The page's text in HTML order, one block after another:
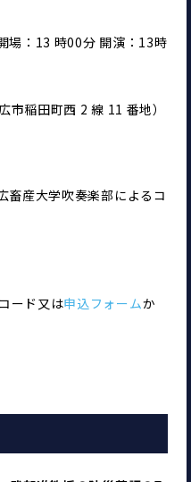
場：13 時00分 開演：13時
稲田町西 2 線 11 番地）
産大学吹奏楽部によるコ
ード又は申込フォームか